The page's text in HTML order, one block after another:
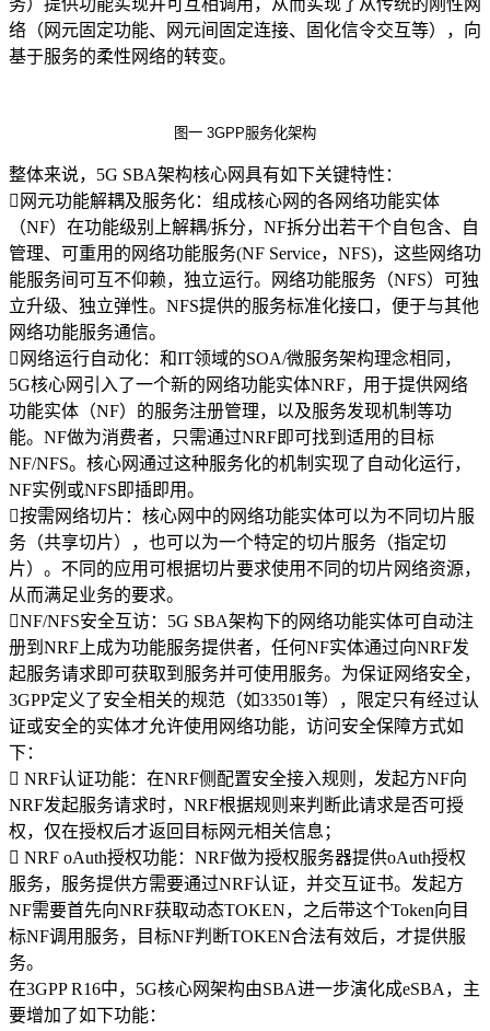
络（网元固定功能、网元间固定连接、固化信令交互等），向
基于服务的柔性网络的转变。
图一 3GPP服务化架构
整体来说，5G SBA架构核心网具有如下关键特性：
网元功能解耦及服务化：组成核心网的各网络功能实体
（NF）在功能级别上解耦/拆分，NF拆分出若干个自包含、自
管理、可重用的网络功能服务(NF Service，NFS)，这些网络功
能服务间可互不仰赖，独立运行。网络功能服务（NFS）可独
立升级、独立弹性。NFS提供的服务标准化接口，便于与其他
网络功能服务通信。
网络运行自动化：和IT领域的SOA/微服务架构理念相同，
5G核心网引入了一个新的网络功能实体NRF，用于提供网络
功能实体（NF）的服务注册管理，以及服务发现机制等功
能。NF做为消费者，只需通过NRF即可找到适用的目标
NF/NFS。核心网通过这种服务化的机制实现了自动化运行，
NF实例或NFS即插即用。
按需网络切片：核心网中的网络功能实体可以为不同切片服
务（共享切片），也可以为一个特定的切片服务（指定切
片）。不同的应用可根据切片要求使用不同的切片网络资源，
从而满足业务的要求。
NF/NFS安全互访：5G SBA架构下的网络功能实体可自动注
册到NRF上成为功能服务提供者，任何NF实体通过向NRF发
起服务请求即可获取到服务并可使用服务。为保证网络安全，
3GPP定义了安全相关的规范（如33501等），限定只有经过认
证或安全的实体才允许使用网络功能，访问安全保障方式如
下：
 NRF认证功能：在NRF侧配置安全接入规则，发起方NF向
NRF发起服务请求时，NRF根据规则来判断此请求是否可授
权，仅在授权后才返回目标网元相关信息；
 NRF oAuth授权功能：NRF做为授权服务器提供oAuth授权
服务，服务提供方需要通过NRF认证，并交互证书。发起方
NF需要首先向NRF获取动态TOKEN，之后带这个Token向目
标NF调用服务，目标NF判断TOKEN合法有效后，才提供服
务。
在3GPP R16中，5G核心网架构由SBA进一步演化成eSBA，主
要增加了如下功能：